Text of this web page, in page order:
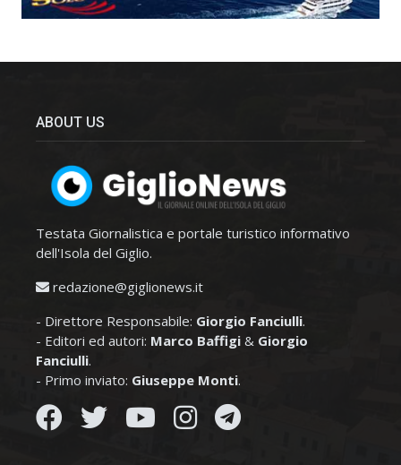
ABOUT US
Testata Giornalistica e portale turistico informativo
dell'Isola del Giglio.
redazione@giglionews.it
- Direttore Responsabile: Giorgio Fanciulli.
- Editori ed autori: Marco Baffigi & Giorgio
Fanciulli.
- Primo inviato: Giuseppe Monti.